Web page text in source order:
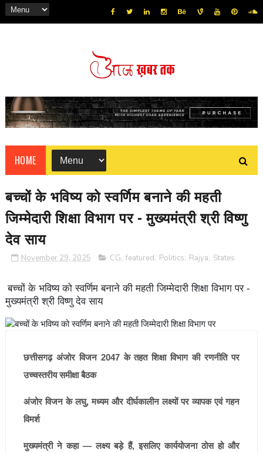
HOME
बच्चों के भविष्य को स्वर्णिम बनाने की महती
जिम्मेदारी शिक्षा विभाग पर - मुख्यमंत्री श्री विष्णु
देव साय
November 29, 2025 CG, featured, Politics, Rajya, States
बच्चों के भविष्य को स्वर्णिम बनाने की महती जिम्मेदारी शिक्षा विभाग पर -
मुख्यमंत्री श्री विष्णु देव साय
छत्तीसगढ़ अंजोर विजन 2047 के तहत शिक्षा विभाग की रणनीति पर
उच्चस्तरीय समीक्षा बैठक
अंजोर विजन के लघु, मध्यम और दीर्घकालीन लक्ष्यों पर व्यापक एवं गहन
विमर्श
मुख्यमंत्री ने कहा — लक्ष्य बड़े हैं, इसलिए कार्ययोजना ठोस हो और